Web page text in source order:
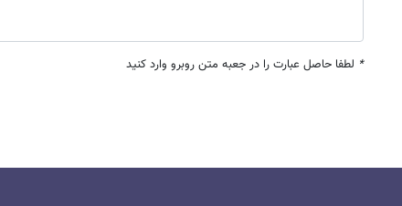
* لطفا حاصل عبارت را در جعبه متن روبرو وارد کنید